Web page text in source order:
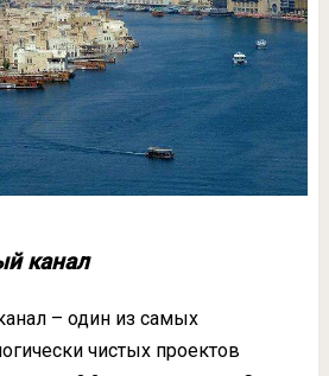
канал
– один из самых
чистых проектов